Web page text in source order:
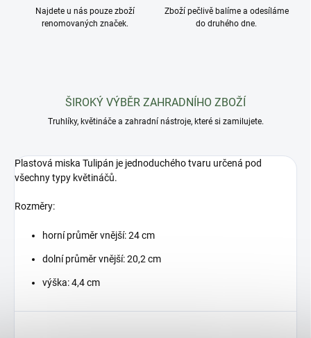
Najdete u nás pouze zboží
renomovaných značek.
Zboží pečlivě balíme a odesíláme
do druhého dne.
ŠIROKÝ VÝBĚR ZAHRADNÍHO ZBOŽÍ
Truhlíky, květináče a zahradní nástroje, které si zamilujete.
Plastová miska Tulipán je jednoduchého tvaru určená pod
všechny typy květináčů.
Rozměry:
horní průměr vnější: 24 cm
dolní průměr vnější: 20,2 cm
výška: 4,4 cm